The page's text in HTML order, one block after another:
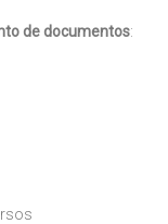
de documentos: